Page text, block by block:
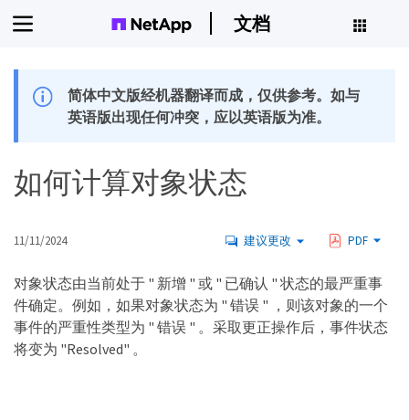
文档
简体中文版经机器翻译而成，仅供参考。如与
英语版出现任何冲突，应以英语版为准。
如何计算对象状态
11/11/2024 建议更改 PDF
对象状态由当前处于 " 新增 " 或 " 已确认 " 状态的最严重事
件确定。例如，如果对象状态为 " 错误 " ，则该对象的一个
事件的严重性类型为 " 错误 " 。采取更正操作后，事件状态
将变为 "Resolved" 。